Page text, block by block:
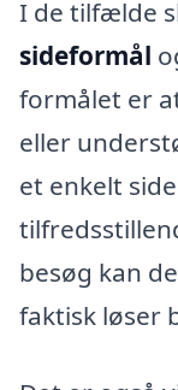
I de tilfælde
sideformål
formålet er
eller
et enkelt
besøg kan
faktisk løser